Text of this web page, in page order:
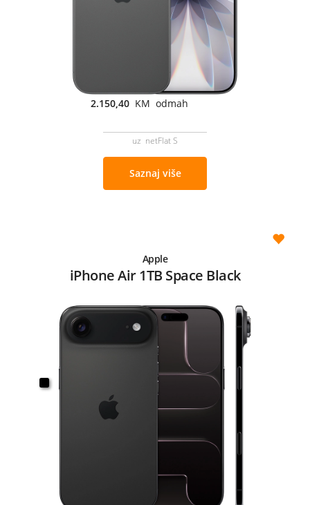
2.150,40 KM odmah
uz netFlat S
Saznaj više
Apple
iPhone Air 1TB Space Black